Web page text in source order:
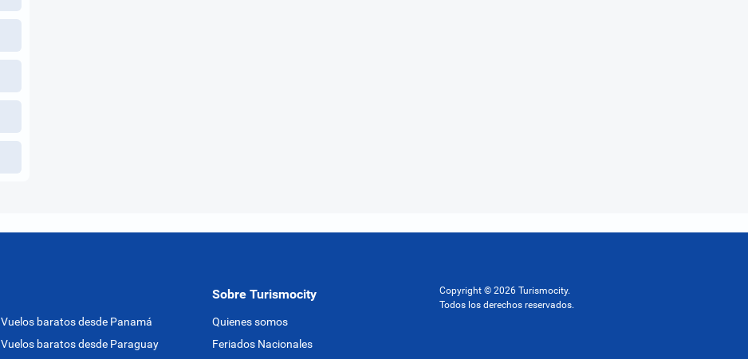
Vuelos baratos desde Panamá
Vuelos baratos desde Paraguay
Sobre Turismocity
Quienes somos
Feriados Nacionales
Copyright © 2026 Turismocity.
Todos los derechos reservados.